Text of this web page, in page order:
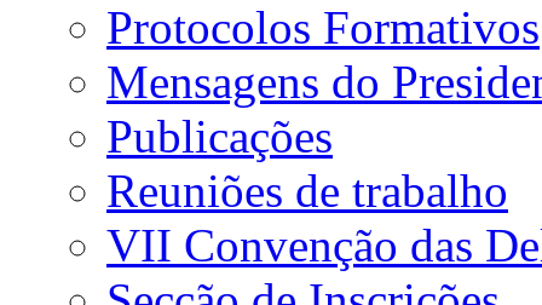
Protocolos Formativos
Mensagens do
Publicações
Reuniões de trabalho
VII Convenção das